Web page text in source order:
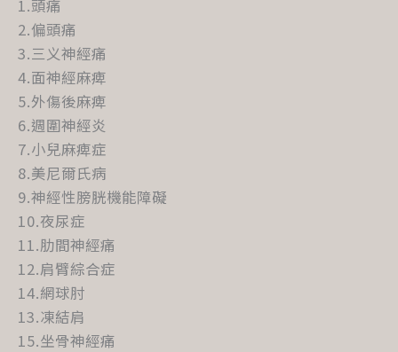
1.頭痛
2.偏頭痛
3.三义神經痛
4.面神經麻痺
5.外傷後麻痺
6.週圍神經炎
7.小兒麻痺症
8.美尼爾氏病
9.神經性膀胱機能障礙
10.夜尿症
11.肋間神經痛
12.肩臂綜合症
14.網球肘
13.凍結肩
15.坐骨神經痛